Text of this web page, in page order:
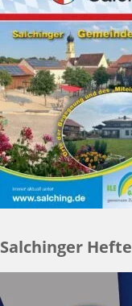
Salchinger Hefte